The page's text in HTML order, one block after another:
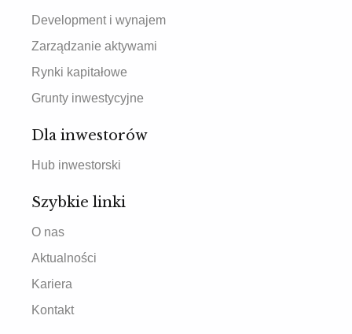
Development i wynajem
Zarządzanie aktywami
Rynki kapitałowe
Grunty inwestycyjne
Dla inwestorów
Hub inwestorski
Szybkie linki
O nas
Aktualności
Kariera
Kontakt